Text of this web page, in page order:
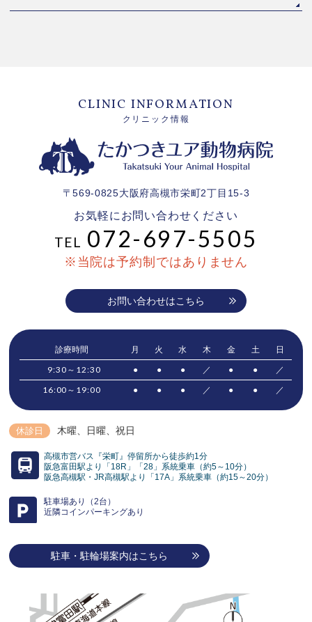
CLINIC INFORMATION
クリニック情報
〒569-0825大阪府高槻市栄町2丁目15-3
お気軽にお問い合わせください
TEL 072-697-5505
※当院は予約制ではありません
お問い合わせはこちら
診療時間 月 火 水 木 金 土 日
9:30～12:30 ● ● ● ／ ● ● ／
16:00～19:00 ● ● ● ／ ● ● ／
休診日 木曜、日曜 、祝日
高槻市営バス『栄町』停留所から徒歩約1分
阪急富田駅より「18R」「28」系統乗車（約5～10分）
阪急高槻駅・JR高槻駅より「17A」系統乗車（約15～20分）
駐車場あり（2台）
近隣コインパーキングあり
駐車・駐輪場案内はこちら